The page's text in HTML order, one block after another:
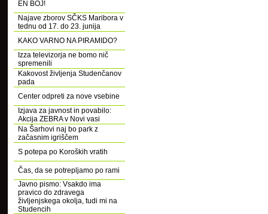
EN BOJ!
Najave zborov SČKS Maribora v
tednu od 17. do 23. junija
KAKO VARNO NA PIRAMIDO?
Izza televizorja ne bomo nič
spremenili
Kakovost življenja Studenčanov
pada
Center odpreti za nove vsebine
Izjava za javnost in povabilo:
Akcija ZEBRA v Novi vasi
Na Šarhovi naj bo park z
začasnim igriščem
S potepa po Koroških vratih
Čas, da se potrepljamo po rami
Javno pismo: Vsakdo ima
pravico do zdravega
življenjskega okolja, tudi mi na
Studencih